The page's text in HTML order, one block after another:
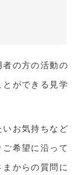
の方の活動の
ができる見学
いお気持ちなど
希望に沿って
からの質問に